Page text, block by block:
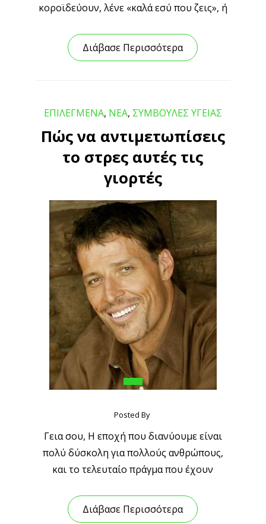
κοροϊδεύουν, λένε «καλά εσύ που ζεις», ή
Διάβασε Περισσότερα
ΕΠΙΛΕΓΜΕΝΑ, ΝΕΑ, ΣΥΜΒΟΥΛΕΣ ΥΓΕΙΑΣ
Πώς να αντιμετωπίσεις
το στρες αυτές τις
γιορτές
Posted By
Γεια σου, Η εποχή που διανύουμε είναι
πολύ δύσκολη για πολλούς ανθρώπους,
και το τελευταίο πράγμα που έχουν
Διάβασε Περισσότερα